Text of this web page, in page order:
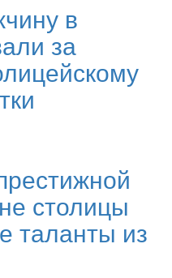
в
за
столицы
таланты из